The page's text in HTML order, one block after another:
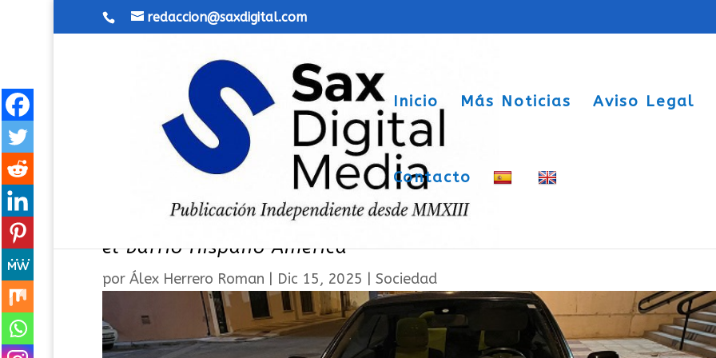
redaccion@saxdigital.com
Inicio Más Noticias Aviso Legal
Contacto
Un vehículo cae por una de las escaleras de la parte alta de
el barrio Hispano América
por Álex Herrero Roman Dic 15, 2025 Sociedad